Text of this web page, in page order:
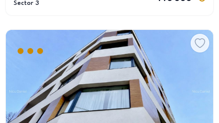
Sector 3